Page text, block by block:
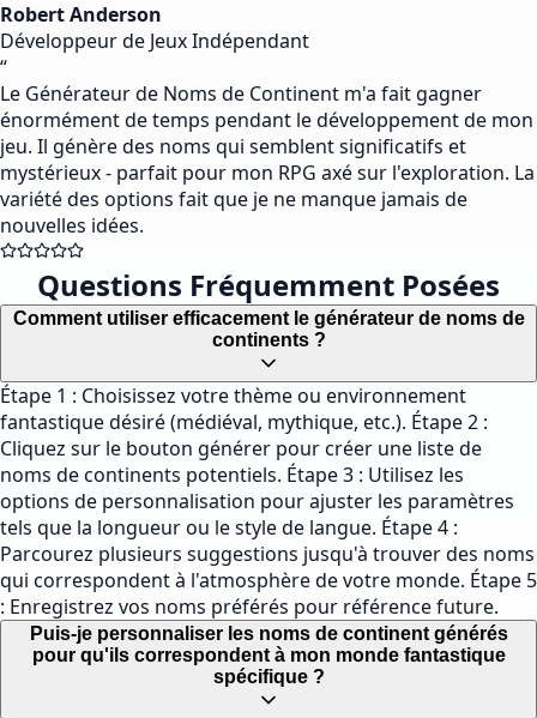
Robert Anderson
Développeur de Jeux Indépendant
“
Le Générateur de Noms de Continent m'a fait gagner
énormément de temps pendant le développement de mon
jeu. Il génère des noms qui semblent significatifs et
mystérieux - parfait pour mon RPG axé sur l'exploration. La
variété des options fait que je ne manque jamais de
nouvelles idées.
Questions Fréquemment Posées
Comment utiliser efficacement le générateur de noms de
continents ?
Étape 1 : Choisissez votre thème ou environnement
fantastique désiré (médiéval, mythique, etc.). Étape 2 :
Cliquez sur le bouton générer pour créer une liste de
noms de continents potentiels. Étape 3 : Utilisez les
options de personnalisation pour ajuster les paramètres
tels que la longueur ou le style de langue. Étape 4 :
Parcourez plusieurs suggestions jusqu'à trouver des noms
qui correspondent à l'atmosphère de votre monde. Étape 5
: Enregistrez vos noms préférés pour référence future.
Puis-je personnaliser les noms de continent générés
pour qu'ils correspondent à mon monde fantastique
spécifique ?